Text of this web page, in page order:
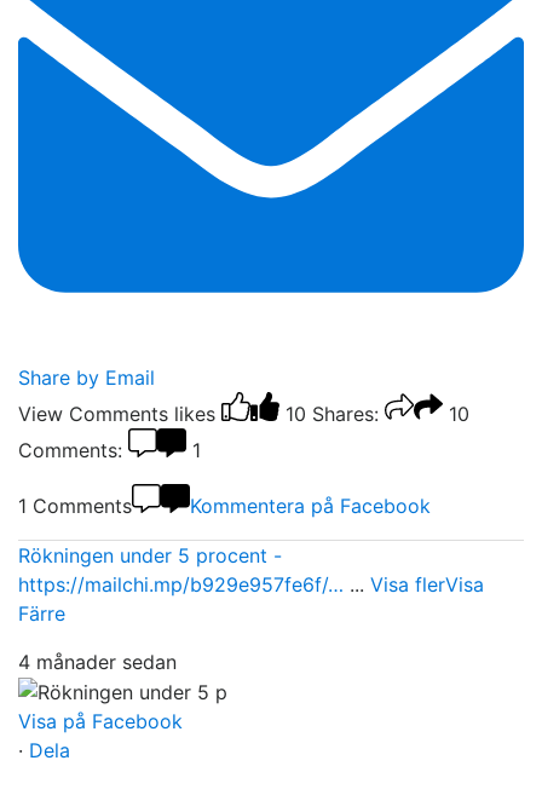
Share by Email
View Comments likes 10 Shares:
10
Comments:
1
1 Comments Kommentera på Facebook
Rökningen under 5 procent -
https://mailchi.mp/b929e957fe6f/… ... Visa flerVisa
Färre
4 månader sedan
Visa på Facebook
· Dela